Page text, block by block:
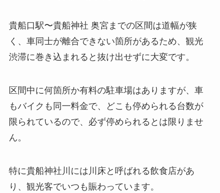
貴船口駅〜貴船神社 奥宮までの区間は道幅が狭
く、車同士が離合できない箇所があるため、観光
渋滞に巻き込まれると抜け出せずに大変です。
区間中に何箇所か有料の駐車場はありますが、車
もバイクも同一料金で、どこも停められる台数が
限られているので、必ず停められるとは限りませ
ん。
特に貴船神社川には川床と呼ばれる飲食店があ
り、観光客でいつも賑わっています。